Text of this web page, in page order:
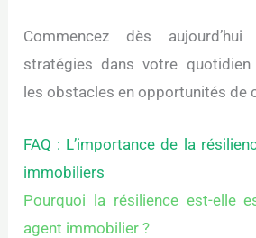
Commencez dès
stratégies dans votre
les obstacles en opportunités de
FAQ : L’importance de la
immobiliers
Pourquoi la résilience est-elle
agent immobilier ?